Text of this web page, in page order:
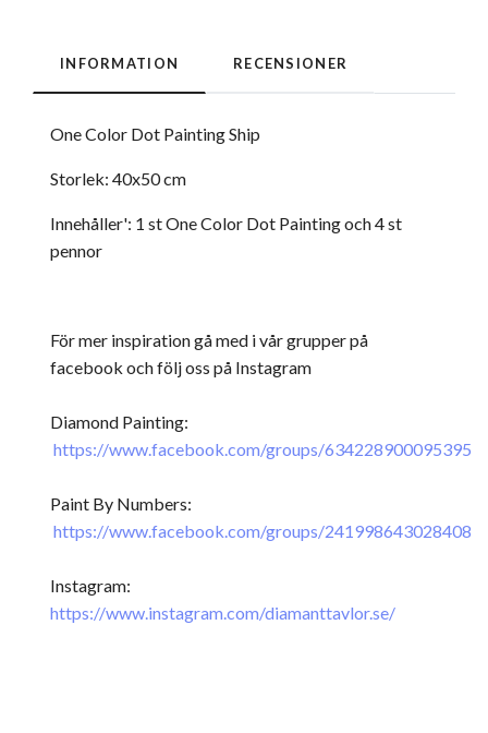
INFORMATION RECENSIONER
One Color Dot Painting Ship
Storlek: 40x50 cm
Innehåller': 1 st One Color Dot Painting och 4 st
pennor
För mer inspiration gå med i vår grupper på
facebook och följ oss på Instagram
Diamond Painting:
https://www.facebook.com/groups/634228900095395
Paint By Numbers:
https://www.facebook.com/groups/241998643028408
Instagram:
https://www.instagram.com/diamanttavlor.se/